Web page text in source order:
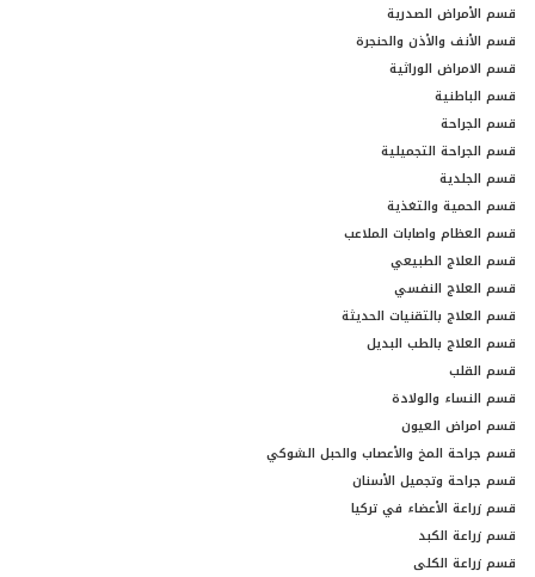
قسم الأمراض الصدرية
قسم الأنف والأذن والحنجرة
قسم الامراض الوراثية
قسم الباطنية
قسم الجراحة
قسم الجراحة التجميلية
قسم الجلدية
قسم الحمية والتغذية
قسم العظام واصابات الملاعب
قسم العلاج الطبيعي
قسم العلاج النفسي
قسم العلاج بالتقنيات الحديثة
قسم العلاج بالطب البديل
قسم القلب
قسم النساء والولادة
قسم امراض العيون
قسم جراحة المخ والأعصاب والحبل الشوكي
قسم جراحة وتجميل الأسنان
قسم زراعة الأعضاء في تركيا
قسم زراعة الكبد
قسم زراعة الكلى